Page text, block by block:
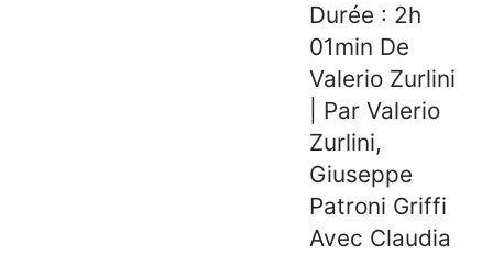
Durée : 2h
01min De
Valerio Zurlini
| Par Valerio
Zurlini,
Giuseppe
Patroni Griffi
Avec Claudia